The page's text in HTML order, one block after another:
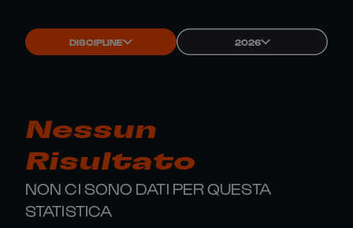
DISCIPLINE 2026
Nessun
Risultato
NON CI SONO DATI PER QUESTA
STATISTICA